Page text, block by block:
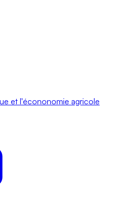
et l'écononomie agricole